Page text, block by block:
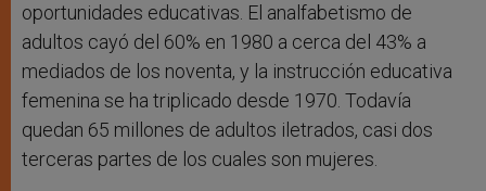
oportunidades educativas. El analfabetismo de
adultos cayó del 60% en 1980 a cerca del 43% a
mediados de los noventa, y la instrucción educativa
femenina se ha triplicado desde 1970. Todavía
quedan 65 millones de adultos iletrados, casi dos
terceras partes de los cuales son mujeres.